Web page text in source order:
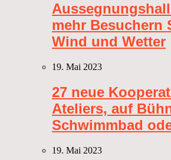
mehr Besuchern
Wind und Wetter
19. Mai 2023
27 neue
Ateliers, auf
Schwimmbad
19. Mai 2023